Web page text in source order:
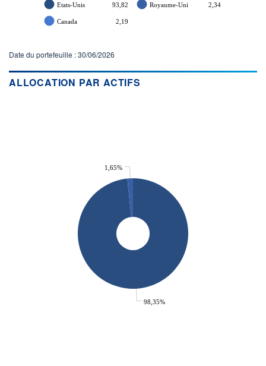
Etats-Unis 93,82 Royaume-Uni 2,34
Canada 2,19
Date du portefeuille : 30/06/2026
ALLOCATION PAR ACTIFS
98,35%
1,65%